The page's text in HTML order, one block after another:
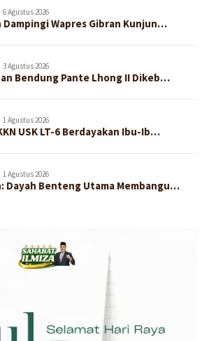
6 Agustus 2026
Dampingi Wapres Gibran Kunjun…
3 Agustus 2026
Bendung Pante Lhong II Dikeb…
1 Agustus 2026
USK LT-6 Berdayakan Ibu-Ib…
1 Agustus 2026
Dayah Benteng Utama Membangu…